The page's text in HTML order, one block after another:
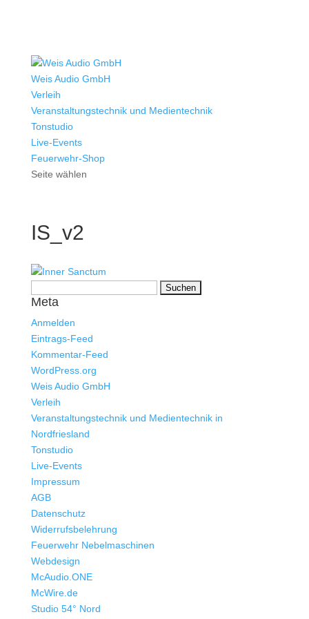
Weis Audio GmbH
Verleih
Veranstaltungstechnik und Medientechnik
Tonstudio
Live-Events
Feuerwehr-Shop
Seite wählen
IS_v2
nach:
Meta
Anmelden
Eintrags-Feed
Kommentar-Feed
WordPress.org
Weis Audio GmbH
Verleih
Veranstaltungstechnik und Medientechnik in
Nordfriesland
Tonstudio
Live-Events
Impressum
AGB
Datenschutz
Widerrufsbelehrung
Feuerwehr Nebelmaschinen
Webdesign
McAudio.ONE
McWire.de
Studio 54° Nord